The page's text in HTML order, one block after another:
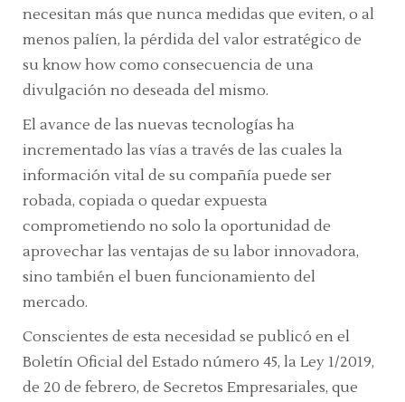
necesitan más que nunca medidas que eviten, o al
menos palíen, la pérdida del valor estratégico de
su know how como consecuencia de una
divulgación no deseada del mismo.
El avance de las nuevas tecnologías ha
incrementado las vías a través de las cuales la
información vital de su compañía puede ser
robada, copiada o quedar expuesta
comprometiendo no solo la oportunidad de
aprovechar las ventajas de su labor innovadora,
sino también el buen funcionamiento del
mercado.
Conscientes de esta necesidad se publicó en el
Boletín Oficial del Estado número 45, la Ley 1/2019,
de 20 de febrero, de Secretos Empresariales, que